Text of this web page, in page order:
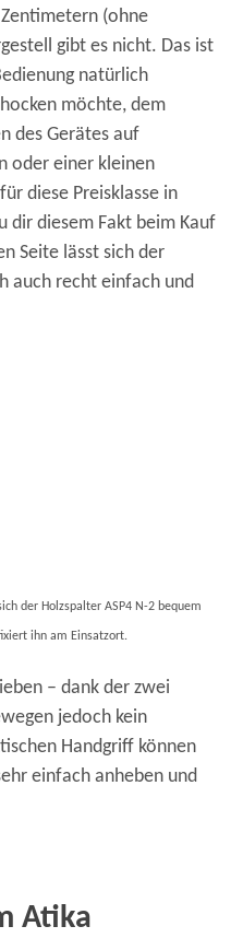
(ohne
gibt es nicht. Das ist
natürlich
möchte, dem
des Gerätes auf
oder einer kleinen
diese Preisklasse in
dir diesem Fakt beim Kauf
Seite lässt sich der
auch recht einfach und
der Holzspalter ASP4 N-2 bequem
ihn am Einsatzort.
– dank der zwei
jedoch kein
Handgriff können
einfach anheben und
Atika